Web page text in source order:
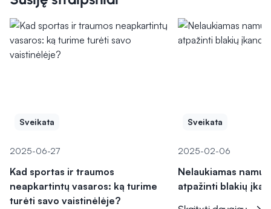
Sveikata
2025-06-27
Kad sportas ir traumos
neapkartintų vasaros: ką turime
turėti savo vaistinėlėje?
Sveikata
2025-02-06
Nelaukiamas namų
atpažinti blakių